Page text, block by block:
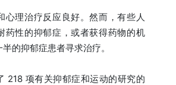
心理治疗反应良好。然而，有些人
药性的抑郁症，或者获得药物的机
的抑郁症患者寻求治疗。
218 项有关抑郁症和运动的研究的